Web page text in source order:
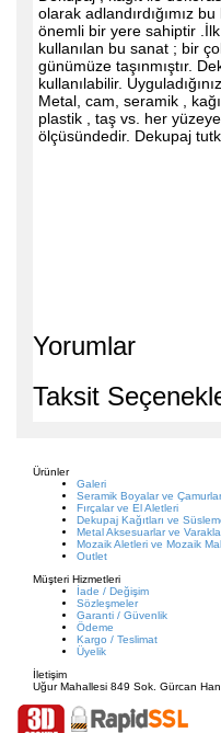
olarak adlandırdığımız
önemli bir yere sahiptir
kullanılan bu sanat ; bir
günümüze taşınmıştır.
kullanılabilir.
Metal, cam, seramik ,
plastik , taş vs. her
ölçüsündedir. Dekupaj
Yorumlar
Taksit
Ürünler
Galeri
Seramik Boyalar ve Çamurlar
Fırçalar ve El Aletleri
Dekupaj Kağıtları ve
Metal Aksesuarlar ve
Mozaik Aletleri ve Mozaik
Outlet
Müşteri Hizmetleri
İade / Değişim
Sözleşmeler
Garanti / Güvenlik
Ödeme
Kargo / Teslimat
Üyelik
İletişim
Uğur Mahallesi 849 Sok. Gürcan